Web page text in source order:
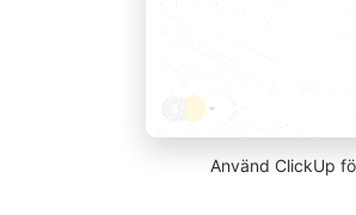
Använd ClickUp